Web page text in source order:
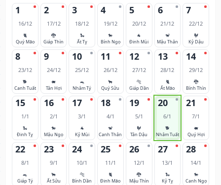
1
16/12
🐈
Quý Mão
2
17/12
🐉
Giáp Thìn
3
18/12
🐍
Ất Tỵ
4
19/12
🐎
Bính Ngọ
5
20/12
🐐
Đinh Mùi
6
21/12
🐒
Mậu Thân
7
22/12
🐓
Kỷ Dậu
8
23/12
🐕
Canh Tuất
9
24/12
🐖
Tân Hợi
10
25/12
🐀
Nhâm Tý
11
26/12
🐂
Quý Sửu
12
27/12
🐅
Giáp Dần
13
28/12
🐈
Ất Mão
14
29/12
🐉
Bính Thìn
15
1/1
🐍
Đinh Tỵ
16
2/1
🐎
Mậu Ngọ
17
3/1
🐐
Kỷ Mùi
18
4/1
🐒
Canh Thân
19
5/1
🐓
Tân Dậu
20
6/1
🐕
Nhâm Tuất
21
7/1
🐖
Quý Hợi
22
8/1
🐀
Giáp Tý
23
9/1
🐂
Ất Sửu
24
10/1
🐅
Bính Dần
25
11/1
🐈
Đinh Mão
26
12/1
🐉
Mậu Thìn
27
13/1
🐍
Kỷ Tỵ
28
14/1
🐎
Canh Ngọ